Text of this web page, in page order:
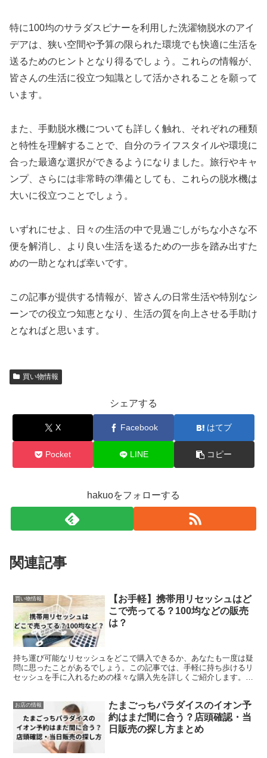
特に100均のサラダスピナーを利用した洗濯物脱水のアイ
デアは、狭い空間や予算の限られた環境でも快適に生活を
送るためのヒントとなり得るでしょう。これらの情報が、
皆さんの生活に役立つ知識として活かされることを願って
います。
また、手動脱水機についても詳しく触れ、それぞれの種類
と特性を理解することで、自分のライフスタイルや環境に
合った最適な選択ができるようになりました。旅行やキャ
ンプ、さらには非常時の準備としても、これらの脱水機は
大いに役立つことでしょう。
いずれにせよ、日々の生活の中で見過ごしがちな小さな不
便を解消し、より良い生活を送るための一歩を踏み出すた
めの一助となれば幸いです。
この記事が提供する情報が、皆さんの日常生活や特別なシ
ーンでの役立つ知恵となり、生活の質を向上させる手助け
となればと思います。
買い物情報
シェアする
X Facebook はてブ
Pocket LINE コピー
hakuoをフォローする
関連記事
買い物情報
【お手軽】携帯用リセッシュはど
こで売ってる？100均などの販売
は？
持ち運び可能なリセッシュをどこで購入できるか、あなたも一度は疑
問に思ったことがあるでしょう。この記事では、手軽に持ち歩けるリ
セッシュを手に入れるための様々な購入先を詳しくご紹介します。
お店の情報
たまごっちパラダイスのイオン予
約はまだ間に合う？店頭確認・当
日販売の探し方まとめ